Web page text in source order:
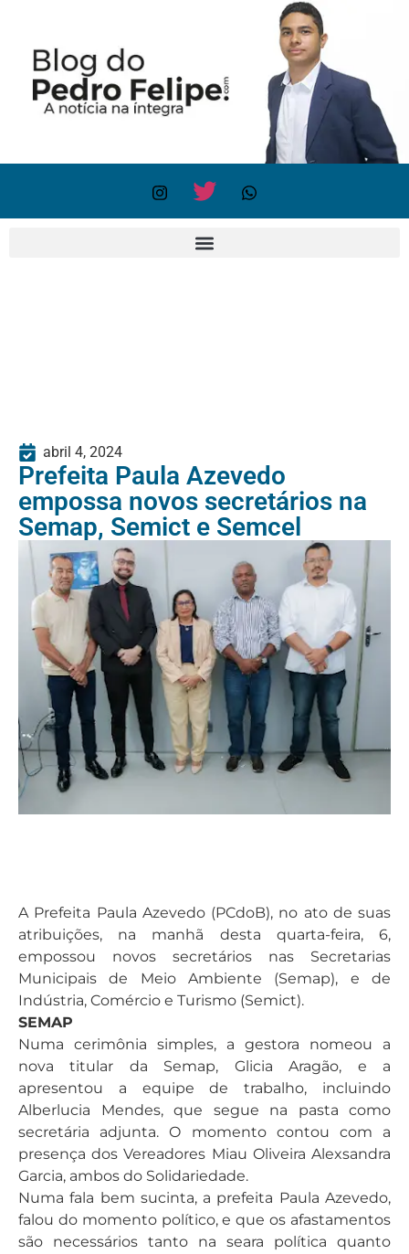
abril 4, 2024
Prefeita Paula Azevedo
empossa novos secretários na
Semap, Semict e Semcel
A Prefeita Paula Azevedo (PCdoB), no ato de suas
atribuições, na manhã desta quarta-feira, 6,
empossou novos secretários nas Secretarias
Municipais de Meio Ambiente (Semap), e de
Indústria, Comércio e Turismo (Semict).
SEMAP
Numa cerimônia simples, a gestora nomeou a
nova titular da Semap, Glicia Aragão, e a
apresentou a equipe de trabalho, incluindo
Alberlucia Mendes, que segue na pasta como
secretária adjunta. O momento contou com a
presença dos Vereadores Miau Oliveira Alexsandra
Garcia, ambos do Solidariedade.
Numa fala bem sucinta, a prefeita Paula Azevedo,
falou do momento político, e que os afastamentos
são necessários tanto na seara política quanto